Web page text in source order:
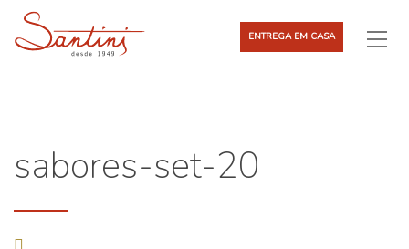
ENTREGA EM CASA
sabores-set-20